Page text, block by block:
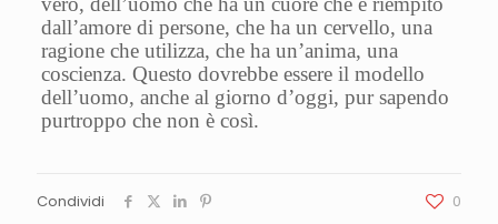
dall’amore di persone, che ha un cervello, una
ragione che utilizza, che ha un’anima, una
coscienza. Questo dovrebbe essere il modello
dell’uomo, anche al giorno d’oggi, pur sapendo
purtroppo che non è così.
Condividi 0